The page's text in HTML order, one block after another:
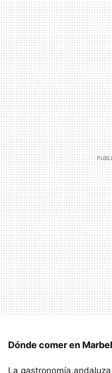
Dónde comer en
La gastronomía